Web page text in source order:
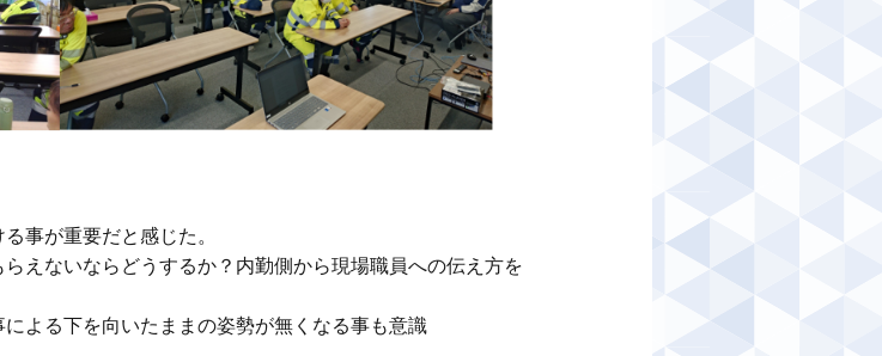
事が重要だと感じた。
えないならどうするか？内勤側から現場職員への伝え方を
よる下を向いたままの姿勢が無くなる事も意識